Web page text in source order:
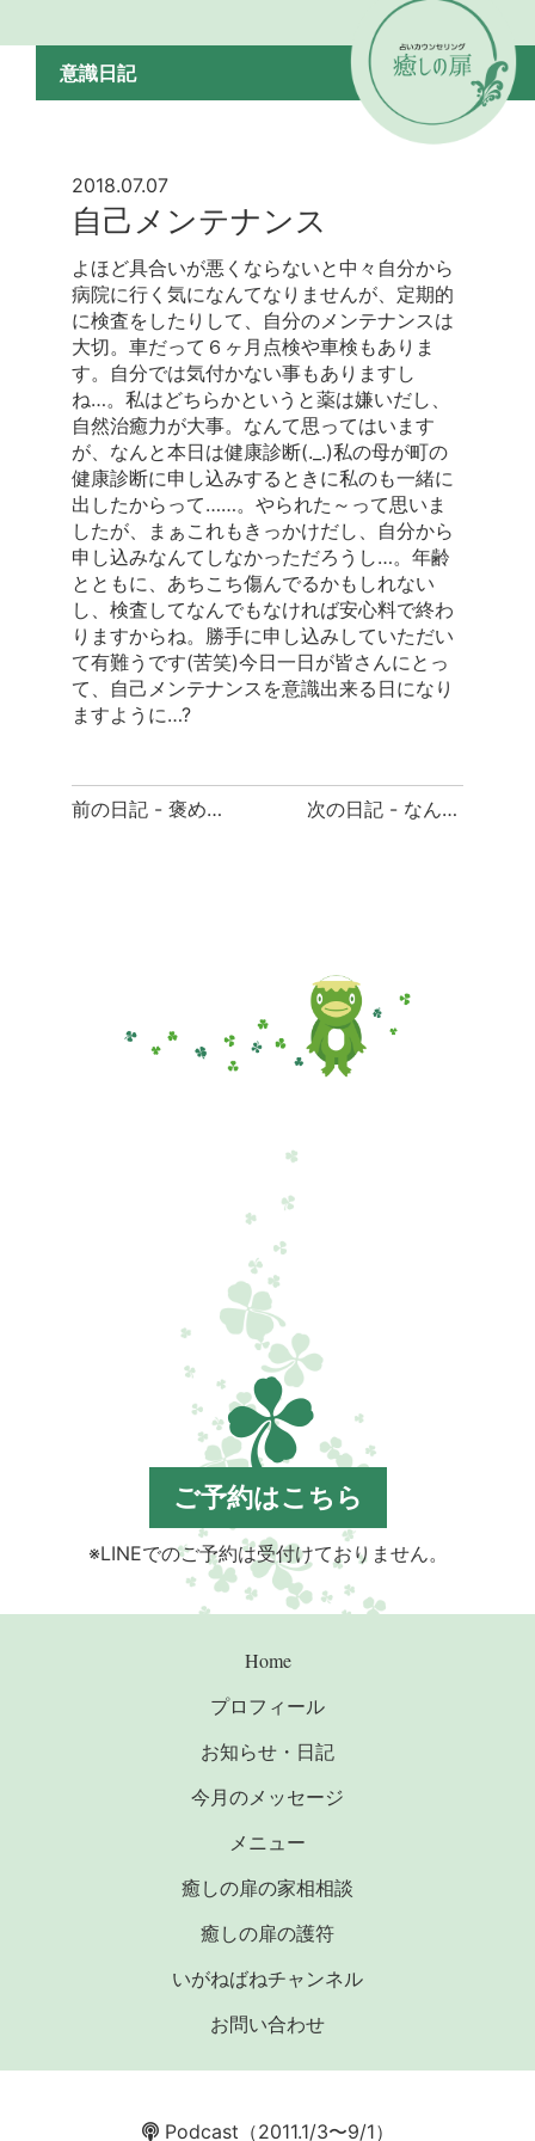
意識日記
2018.07.07
自己メンテナンス
よほど具合いが悪くならないと中々自分から
病院に行く気になんてなりませんが、定期的
に検査をしたりして、自分のメンテナンスは
大切。車だって６ヶ月点検や車検もありま
す。自分では気付かない事もありますし
ね…。私はどちらかというと薬は嫌いだし、
自然治癒力が大事。なんて思ってはいます
が、なんと本日は健康診断(._.)私の母が町の
健康診断に申し込みするときに私のも一緒に
出したからって……。やられた～って思いま
したが、まぁこれもきっかけだし、自分から
申し込みなんてしなかっただろうし…。年齢
とともに、あちこち傷んでるかもしれない
し、検査してなんでもなければ安心料で終わ
りますからね。勝手に申し込みしていただい
て有難うです(苦笑)今日一日が皆さんにとっ
て、自己メンテナンスを意識出来る日になり
ますように…?
前
前の日記 - 褒め上手 次の日記 - なんで？どうして？
ご予約はこちら
※LINEでのご予約は受付けておりません。
Home
プロフィール
お知らせ・日記
今月のメッセージ
メニュー
癒しの扉の家相相談
癒しの扉の護符
いがねばねチャンネル
お問い合わせ
Podcast （2011.1/3〜9/1）